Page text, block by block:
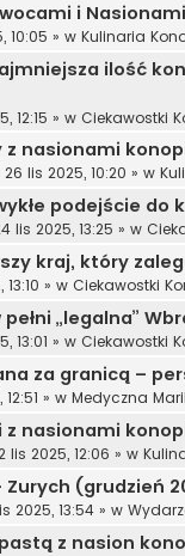
i
10:05 » w Kulinaria
ilość
12:15 » w Ciekawostki
z nasionami
26 lis 2025, 10:20 » w
podejście do
lis 2025, 13:25 » w
kraj, który
» w Ciekawostki
„legalna”
13:01 » w Ciekawostki
za granicą –
» w Medyczna
z nasionami
lis 2025, 12:06 » w
Zurych (grudzień
2025, 13:54 » w
z nasion